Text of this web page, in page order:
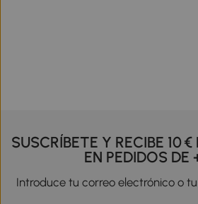
SUSCRÍBETE Y RECIBE 10
EN PEDIDOS DE
Introduce tu correo electrónico o